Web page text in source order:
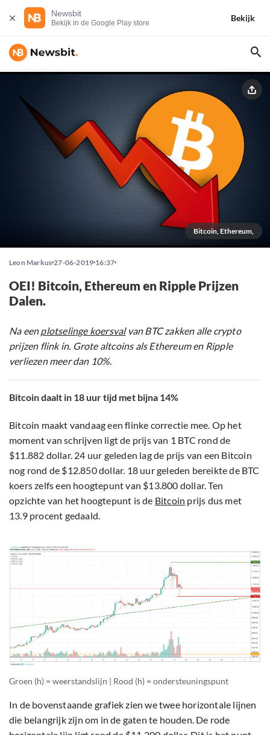
Newsbit
Bekijk in de Google Play store
Bekijk
Bitcoin, Ethereum,
Leon Markus 27-06-2019 16:37
OEI! Bitcoin, Ethereum en Ripple Prijzen
Dalen.
Na eenplotselinge koersvalvan BTC zakken alle crypto
prijzen flink in. Grote altcoins als Ethereum en Ripple
verliezen meer dan 10%.
Bitcoin daalt in 18 uur tijd met bijna 14%
Bitcoin maakt vandaag een flinke correctie mee. Op het
moment van schrijven ligt de prijs van 1 BTC rond de
$11.882 dollar. 24 uur geleden lag de prijs van een Bitcoin
nog rond de $12.850 dollar. 18 uur geleden bereikte de BTC
koers zelfs een hoogtepunt van $13.800 dollar. Ten
opzichte van het hoogtepunt is de Bitcoin prijs dus met
13.9 procent gedaald.
Groen (h) = weerstandslijn | Rood (h) = ondersteuningspunt
In de bovenstaande grafiek zien we twee horizontale lijnen
die belangrijk zijn om in de gaten te houden. De rode